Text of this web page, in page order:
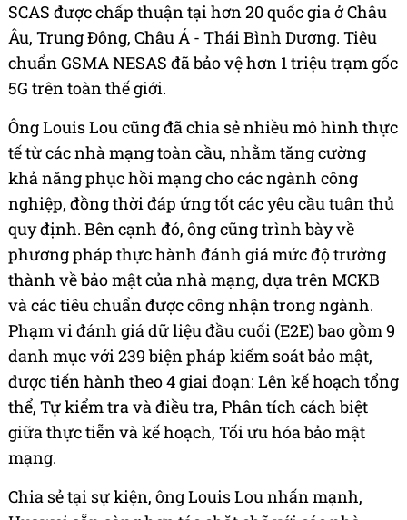
SCAS được chấp thuận tại hơn 20 quốc gia ở Châu
Âu, Trung Đông, Châu Á - Thái Bình Dương. Tiêu
chuẩn GSMA NESAS đã bảo vệ hơn 1 triệu trạm gốc
5G trên toàn thế giới.
Ông Louis Lou cũng đã chia sẻ nhiều mô hình thực
tế từ các nhà mạng toàn cầu, nhằm tăng cường
khả năng phục hồi mạng cho các ngành công
nghiệp, đồng thời đáp ứng tốt các yêu cầu tuân thủ
quy định. Bên cạnh đó, ông cũng trình bày về
phương pháp thực hành đánh giá mức độ trưởng
thành về bảo mật của nhà mạng, dựa trên MCKB
và các tiêu chuẩn được công nhận trong ngành.
Phạm vi đánh giá dữ liệu đầu cuối (E2E) bao gồm 9
danh mục với 239 biện pháp kiểm soát bảo mật,
được tiến hành theo 4 giai đoạn: Lên kế hoạch tổng
thể, Tự kiểm tra và điều tra, Phân tích cách biệt
giữa thực tiễn và kế hoạch, Tối ưu hóa bảo mật
mạng.
Chia sẻ tại sự kiện, ông Louis Lou nhấn mạnh,